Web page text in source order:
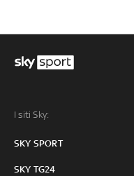
I siti Sky:
SKY SPORT
SKY TG24